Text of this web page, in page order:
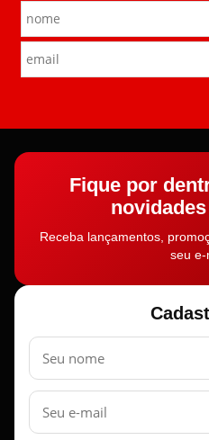
Fique por
Receba lançamentos,
seu e-
Nome
E-
mail